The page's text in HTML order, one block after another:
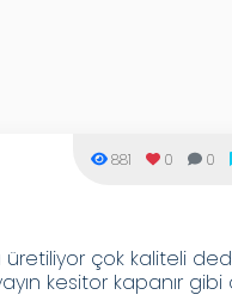
881 0 0
üretiliyor çok kaliteli
kesitor kapanır